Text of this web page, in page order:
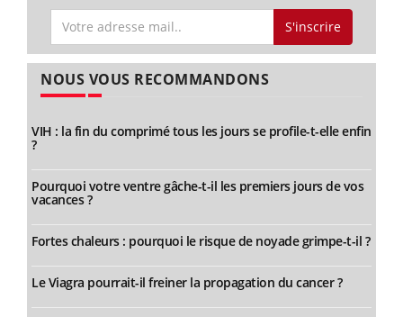
S'inscrire
NOUS VOUS RECOMMANDONS
VIH : la fin du comprimé tous les jours se profile-t-elle enfin
?
Pourquoi votre ventre gâche-t-il les premiers jours de vos
vacances ?
Fortes chaleurs : pourquoi le risque de noyade grimpe-t-il ?
Le Viagra pourrait-il freiner la propagation du cancer ?